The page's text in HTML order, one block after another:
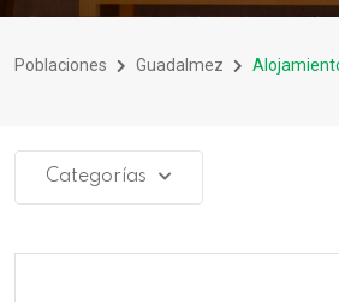
Poblaciones Guadalmez
Categorías